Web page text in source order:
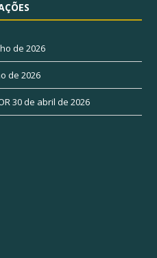
de 2026
de 2026
30 de abril de 2026